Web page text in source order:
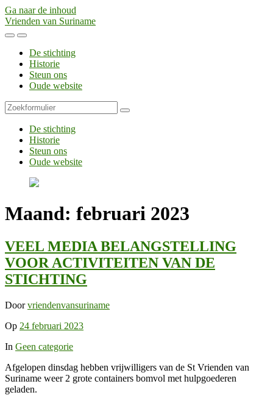
Ga naar de inhoud
Vrienden van Suriname
Toggle
mobiele
menu
Toggle
het
zoekveld
De stichting
Historie
Steun ons
Oude website
Zoeken
De stichting
Historie
Steun ons
Oude website
Maand: februari 2023
VEEL MEDIA BELANGSTELLING
VOOR ACTIVITEITEN VAN DE
STICHTING
Doorvriendenvansuriname
Op 24 februari 2023
In Geen categorie
Afgelopen dinsdag hebben vrijwilligers van de St Vrienden van
Suriname weer 2 grote containers bomvol met hulpgoederen
geladen.